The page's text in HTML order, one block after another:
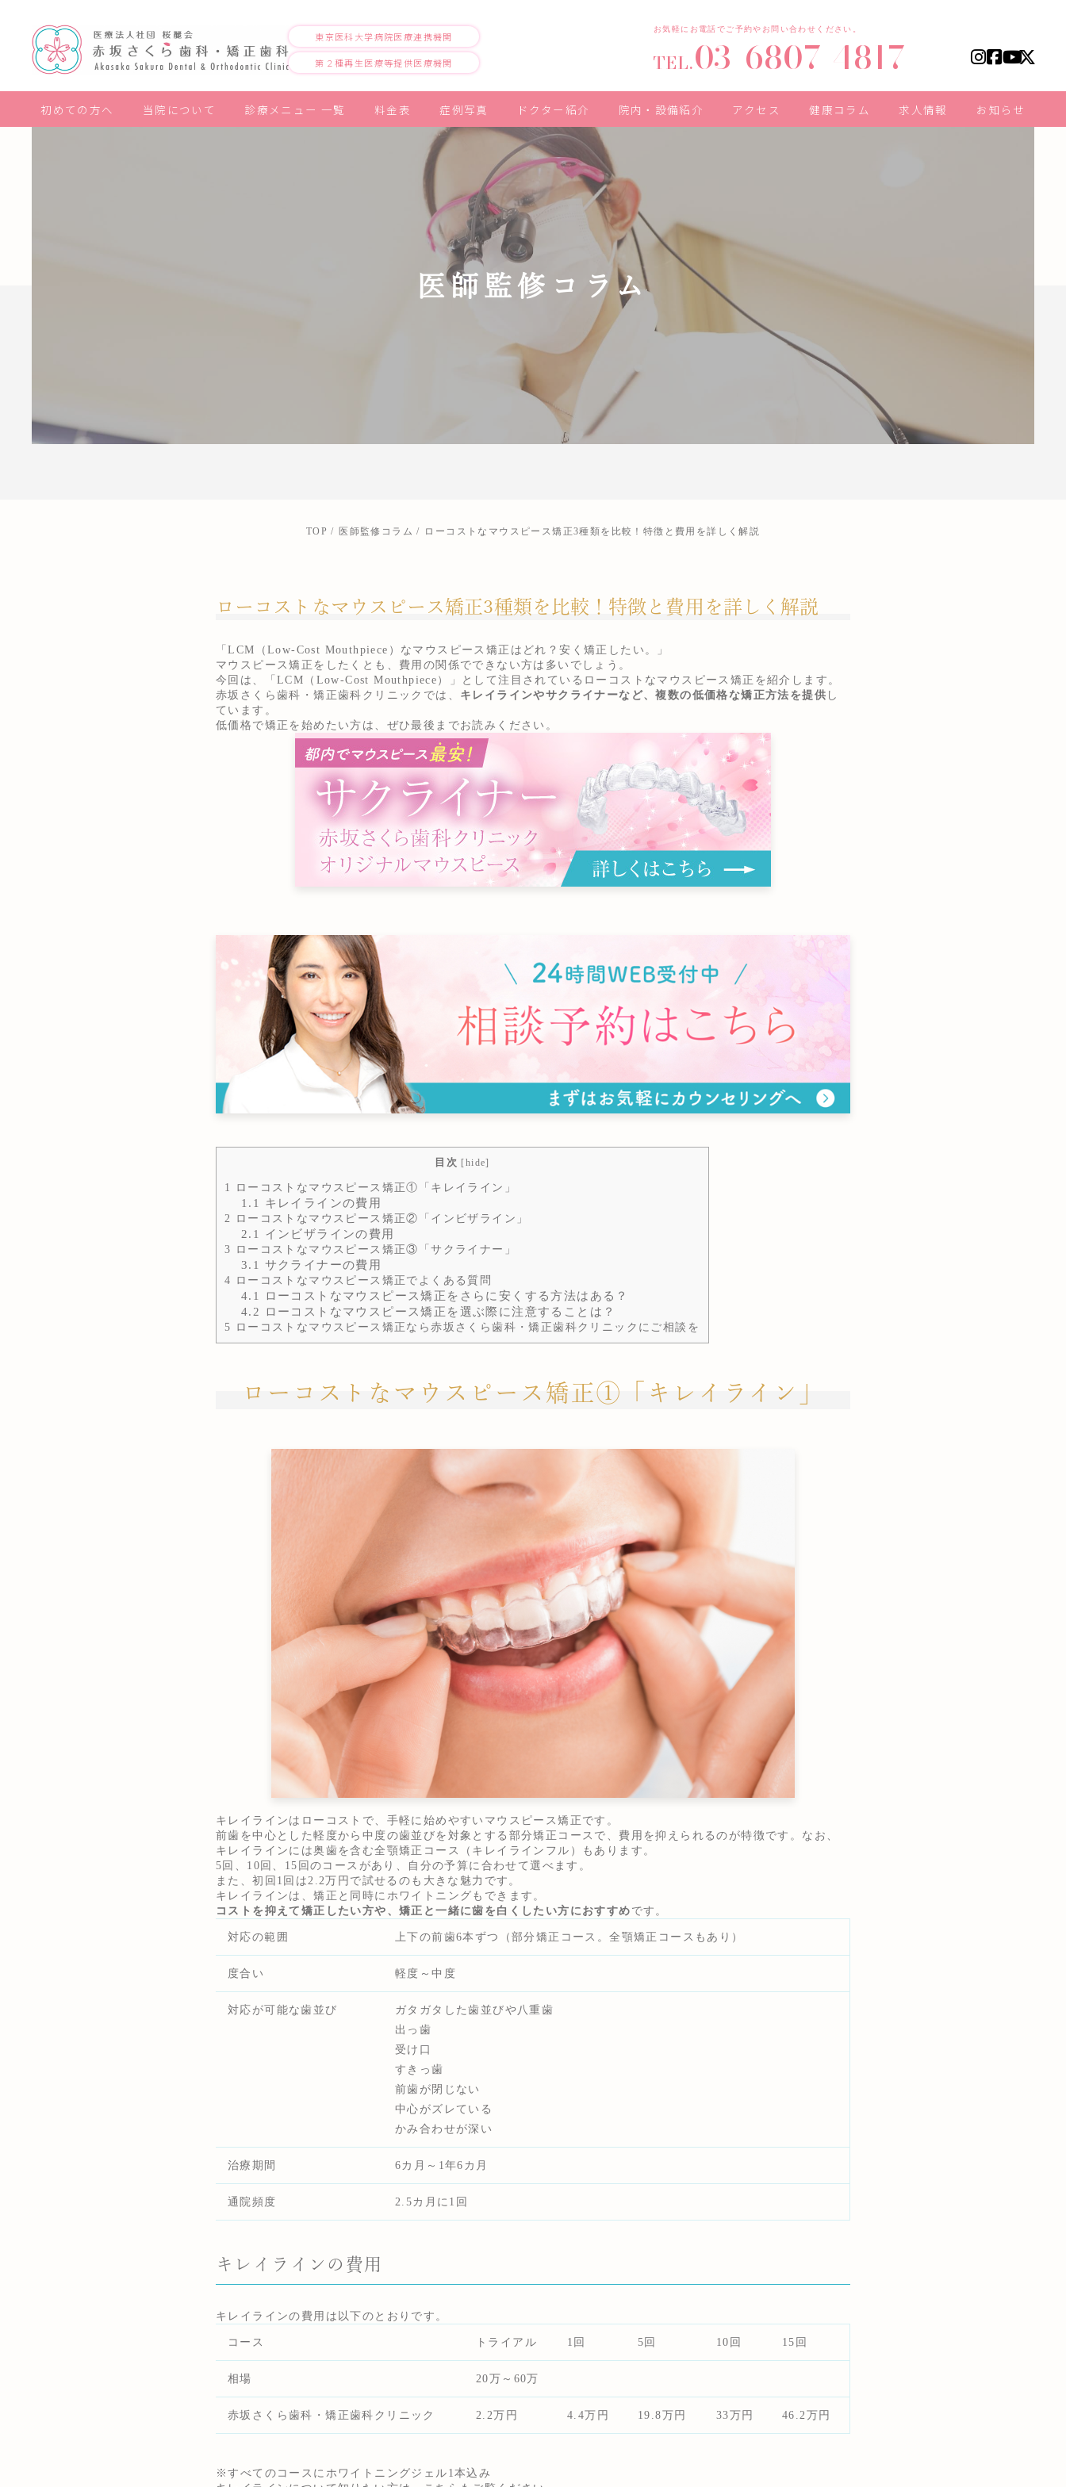
東京医科大学病院医療連携機関
第２種再生医療等提供医療機関
お気軽にお電話でご予約やお問い合わせください。
TEL.03-6807-4817
初めての方へ 当院について 診療メニュー 一覧 料金表 症例写真 ドクター紹介 院内・設備紹介 アクセス 健康コラム 求人情報 お知らせ
医師監修コラム
TOP 医師監修コラム ローコストなマウスピース矯正3種類を比較！特徴と費用を詳しく解説
ローコストなマウスピース矯正3種類を比較！特徴と費用を詳しく解説
「LCM（Low-Cost Mouthpiece）なマウスピース矯正はどれ？安く矯正したい。」
マウスピース矯正をしたくとも、費用の関係でできない方は多いでしょう。
今回は、「LCM（Low-Cost Mouthpiece）」として注目されているローコストなマウスピース矯正を紹介します。
赤坂さくら歯科・矯正歯科クリニックでは、 キレイラインやサクライナーなど、複数の低価格な矯正方法を提供 し
ています。
低価格で矯正を始めたい方は、ぜひ最後までお読みください。
目次 [hide]
1 ローコストなマウスピース矯正①「キレイライン」
1.1 キレイラインの費用
2 ローコストなマウスピース矯正②「インビザライン」
2.1 インビザラインの費用
3 ローコストなマウスピース矯正③「サクライナー」
3.1 サクライナーの費用
4 ローコストなマウスピース矯正でよくある質問
4.1
ローコストなマウスピース矯正をさらに安くする方法はある？
4.2
ローコストなマウスピース矯正を選ぶ際に注意することは？
5 ローコストなマウスピース矯正なら赤坂さくら歯科・矯正歯科クリニックにご相談を
ローコストなマウスピース矯正①「キレイライン」
キレイラインはローコストで、手軽に始めやすいマウスピース矯正です。
前歯を中心とした軽度から中度の歯並びを対象とする部分矯正コースで、費用を抑えられるのが特徴です。なお、
キレイラインには奥歯を含む全顎矯正コース（キレイラインフル）もあります。
5回、10回、15回のコースがあり、自分の予算に合わせて選べます。
また、初回1回は2.2万円で試せるのも大きな魅力です。
キレイラインは、矯正と同時にホワイトニングもできます。
コストを抑えて矯正したい方や、矯正と一緒に歯を白くしたい方におすすめ です。
対応の範囲 上下の前歯6本ずつ（部分矯正コース。全顎矯正コースもあり）
度合い 軽度～中度
対応が可能な歯並び
ガタガタした歯並びや八重歯
出っ歯
受け口
すきっ歯
前歯が閉じない
中心がズレている
かみ合わせが深い
治療期間 6カ月～1年6カ月
通院頻度 2.5カ月に1回
キレイラインの費用
キレイラインの費用は以下のとおりです。
コース トライアル 1回 5回 10回 15回
相場 20万～60万
赤坂さくら歯科・矯正歯科クリニック 2.2万円 4.4万円 19.8万円 33万円 46.2万円
※すべてのコースにホワイトニングジェル1本込み